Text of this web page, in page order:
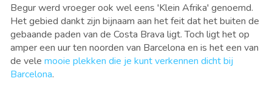
Begur werd vroeger ook wel eens 'Klein Afrika' genoemd.
Het gebied dankt zijn bijnaam aan het feit dat het buiten de
gebaande paden van de Costa Brava ligt. Toch ligt het op
amper een uur ten noorden van Barcelona en is het een van
de vele mooie plekken die je kunt verkennen dicht bij
Barcelona.